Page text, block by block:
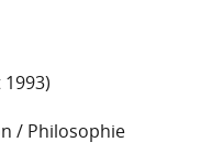
/ Philosophie